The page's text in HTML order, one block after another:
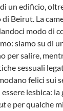
un edificio,
Beirut. La
modo di
siamo su di
per salire,
sessuali
felici sui
lesbica: la
e per qualche